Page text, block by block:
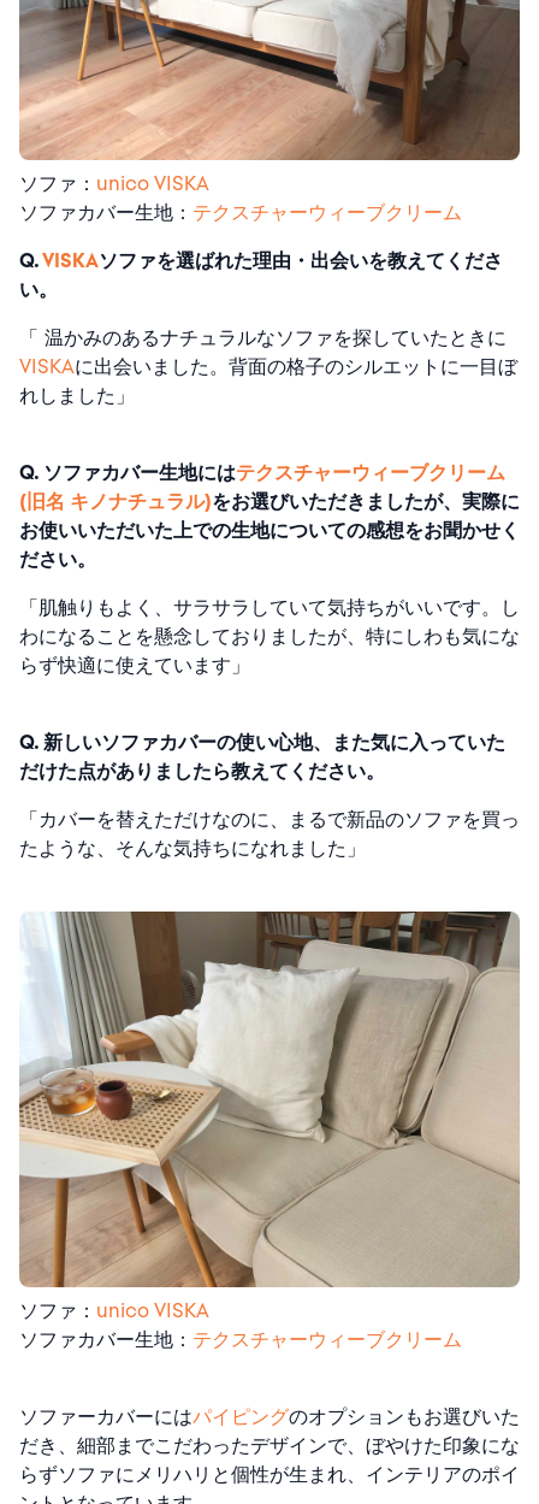
ソファ： unico VISKA
ソファカバー生地： テクスチャーウィーブクリーム
Q.VISKAソファを選ばれた理由・出会いを教えてくださ
い。
「 温かみのあるナチュラルなソファを探していたときに
VISKAに出会いました。背面の格子のシルエットに一目ぼ
れしました」
Q. ソファカバー生地にはテクスチャーウィーブクリーム
(旧名 キノナチュラル)をお選びいただきましたが、実際に
お使いいただいた上での生地についての感想をお聞かせく
ださい。
「肌触りもよく、サラサラしていて気持ちがいいです。し
わになることを懸念しておりましたが、特にしわも気にな
らず快適に使えています」
Q. 新しいソファカバーの使い心地、また気に入っていた
だけた点がありましたら教えてください。
「カバーを替えただけなのに、まるで新品のソファを買っ
たような、そんな気持ちになれました」
ソファ： unico VISKA
ソファカバー生地： テクスチャーウィーブクリーム
ソファーカバーにはパイピングのオプションもお選びいた
だき、細部までこだわったデザインで、ぼやけた印象にな
らずソファにメリハリと個性が生まれ、インテリアのポイ